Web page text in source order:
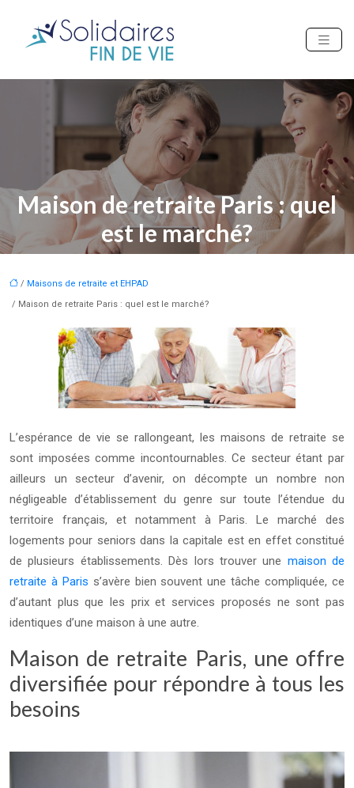
Maison de retraite Paris : quel
est le marché?
/ Maisons de retraite et EHPAD
/ Maison de retraite Paris : quel est le marché?
L’espérance de vie se rallongeant, les maisons de retraite se
sont imposées comme incontournables. Ce secteur étant par
ailleurs un secteur d’avenir, on décompte un nombre non
négligeable d’établissement du genre sur toute l’étendue du
territoire français, et notamment à Paris. Le marché des
logements pour seniors dans la capitale est en effet constitué
de plusieurs établissements. Dès lors trouver une maison de
retraite à Paris s’avère bien souvent une tâche compliquée, ce
d’autant plus que les prix et services proposés ne sont pas
identiques d’une maison à une autre.
Maison de retraite Paris, une offre
diversifiée pour répondre à tous les
besoins